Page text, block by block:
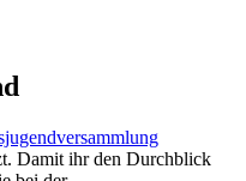
Damit ihr den Durchblick